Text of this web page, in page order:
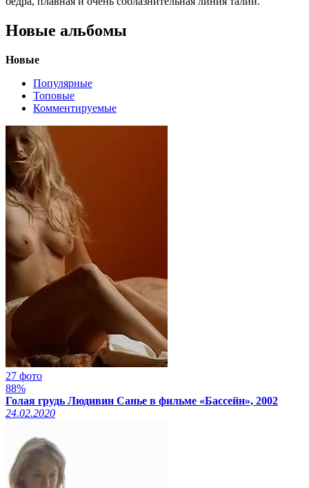
Новые альбомы
Новые
Популярные
Топовые
Комментируемые
27 фото
88%
Голая грудь Людивин Санье в фильме «Бассейн», 2002
24.02.2020